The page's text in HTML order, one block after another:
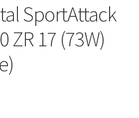
SportAttack
ZR 17 (73W)